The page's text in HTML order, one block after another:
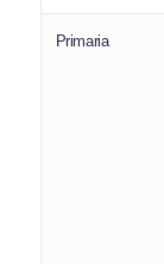
Primaria